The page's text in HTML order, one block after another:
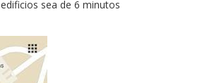
sea de 6 minutos